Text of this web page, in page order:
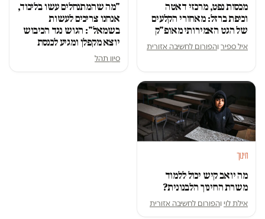
מכסות נפט, מרכזי דאטה
וכיפת ברזל: מאחורי הקלעים
של הגט האמירותי מאופ"ק
איל ספיר והפורום לחשיבה אזורית
"מה שהמתנחלים עשו בליכוד,
אנחנו צריכים לעשות
בשמאל": הגוש נגד הכיבוש
יוצא מקפלן ומגיע לכנסת
סיון תהל
חינוך
מה יואב קיש יכול ללמוד
משרת החינוך הלבנונית?
אילת לוי והפורום לחשיבה אזורית